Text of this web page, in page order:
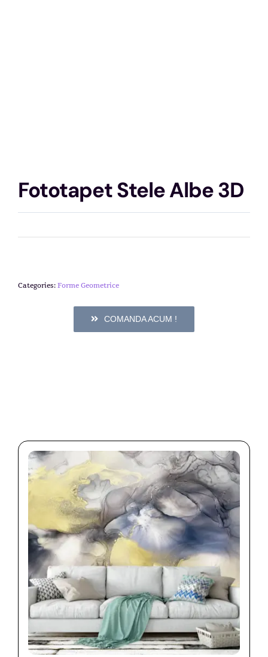
Fototapet Stele Albe 3D
Categories:Forme Geometrice
COMANDA ACUM !